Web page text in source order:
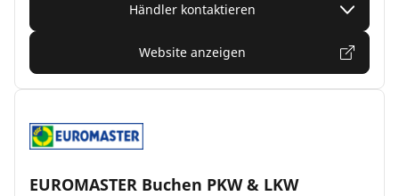
Händler kontaktieren
Website anzeigen
EUROMASTER Buchen PKW & LKW